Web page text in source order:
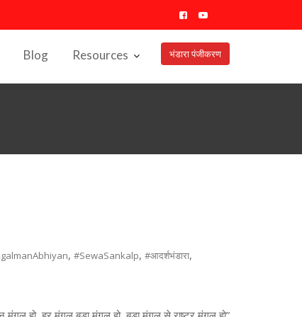
भंडारा पंजीकरण
Blog Resources
, #SewaSankalp, #आदर्शभंडारा,